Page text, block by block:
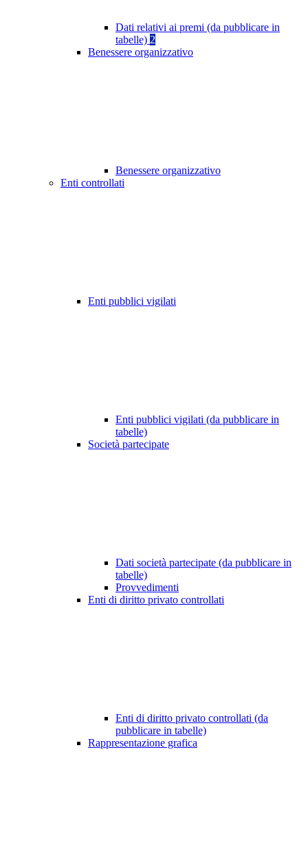
Dati relativi ai premi (da pubblicare in
tabelle) 2
Benessere organizzativo
Benessere organizzativo
Enti controllati
Enti pubblici vigilati
Enti pubblici vigilati (da pubblicare in
tabelle)
Società partecipate
Dati società partecipate (da pubblicare in
tabelle)
Provvedimenti
Enti di diritto privato controllati
Enti di diritto privato controllati (da
pubblicare in tabelle)
Rappresentazione grafica